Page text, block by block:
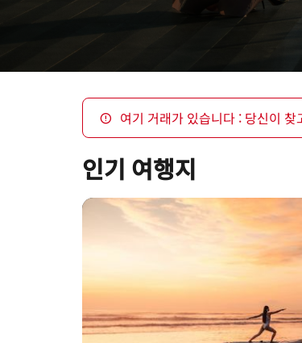
여기 거래가 있습니다 : 당신이
인기 여행지